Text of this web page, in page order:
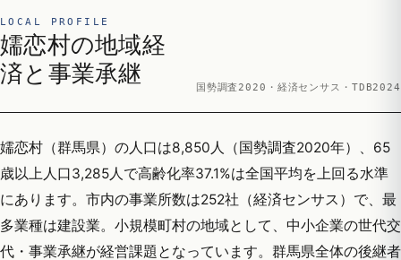
LOCAL PROFILE
嬬恋村の地域経
済と事業承継
国勢調査2020・経済センサス・TDB2024
嬬恋村（群馬県）の人口は8,850人（国勢調査2020年）、65
歳以上人口3,285人で高齢化率37.1%は全国平均を上回る水準
にあります。市内の事業所数は252社（経済センサス）で、最
多業種は建設業。小規模町村の地域として、中小企業の世代交
代・事業承継が経営課題となっています。群馬県全体の後継者